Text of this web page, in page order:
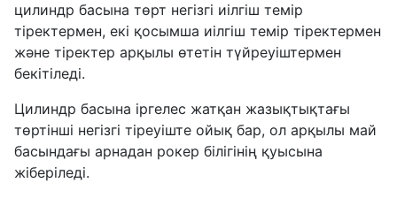
цилиндр басына төрт негізгі иілгіш темір
тіректермен, екі қосымша иілгіш темір тіректермен
және тіректер арқылы өтетін түйреуіштермен
бекітіледі.
Цилиндр басына іргелес жатқан жазықтықтағы
төртінші негізгі тіреуіште ойық бар, ол арқылы май
басындағы арнадан рокер білігінің қуысына
жіберіледі.